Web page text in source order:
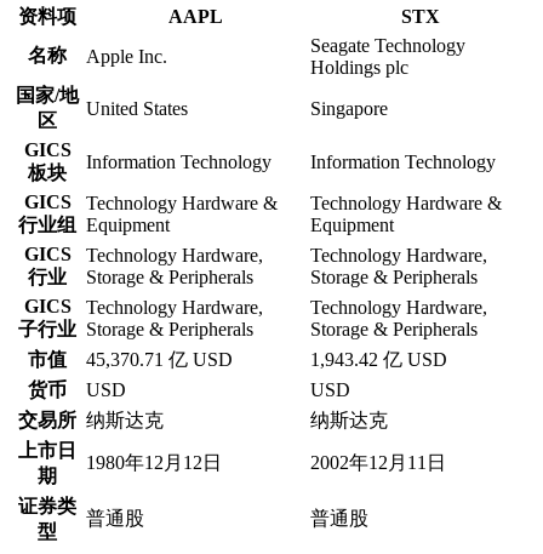
资料项
AAPL
STX
名称
Apple Inc.
Seagate Technology
Holdings plc
国家/地
区
United States
Singapore
GICS
板块
Information Technology
Information Technology
GICS
行业组
Technology Hardware &
Equipment
Technology Hardware &
Equipment
GICS
行业
Technology Hardware,
Storage & Peripherals
Technology Hardware,
Storage & Peripherals
GICS
子行业
Technology Hardware,
Storage & Peripherals
Technology Hardware,
Storage & Peripherals
市值
45,370.71 亿 USD
1,943.42 亿 USD
货币
USD
USD
交易所 纳斯达克
纳斯达克
上市日
期
1980年12月12日 2002年12月11日
证券类
型
普通股 普通股